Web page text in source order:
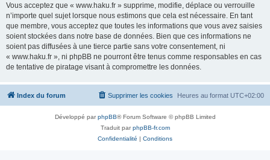
Vous acceptez que « www.haku.fr » supprime, modifie, déplace ou verrouille
n’importe quel sujet lorsque nous estimons que cela est nécessaire. En tant
que membre, vous acceptez que toutes les informations que vous avez saisies
soient stockées dans notre base de données. Bien que ces informations ne
soient pas diffusées à une tierce partie sans votre consentement, ni
« www.haku.fr », ni phpBB ne pourront être tenus comme responsables en cas
de tentative de piratage visant à compromettre les données.
Index du forum Heures au format UTC+02:00
Supprimer les cookies
Développé parphpBB® Forum Software © phpBB Limited
Traduit parphpBB-fr.com
Confidentialité | Conditions